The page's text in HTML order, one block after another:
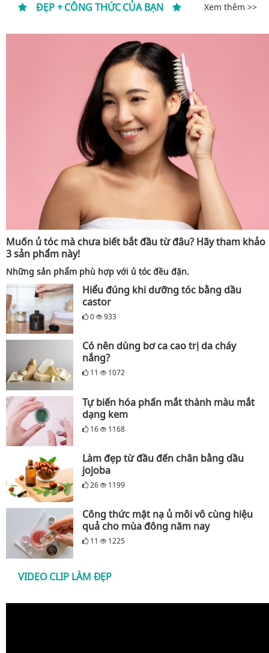
ĐẸP + CÔNG THỨC CỦA BẠN Xem thêm >>
Muốn ủ tóc mà chưa biết bắt đầu từ đâu? Hãy tham khảo
3 sản phẩm này!
Những sản phẩm phù hợp với ủ tóc đều đặn.
Hiểu đúng khi dưỡng tóc bằng dầu
castor
0 933
Có nên dùng bơ ca cao trị da cháy
nắng?
11 1072
Tự biến hóa phấn mắt thành màu mắt
dạng kem
16 1168
Làm đẹp từ đầu đến chân bằng dầu
jojoba
26 1199
Công thức mặt nạ ủ môi vô cùng hiệu
quả cho mùa đông năm nay
11 1225
VIDEO CLIP LÀM ĐẸP